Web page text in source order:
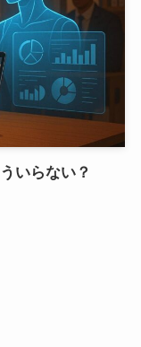
いらない？